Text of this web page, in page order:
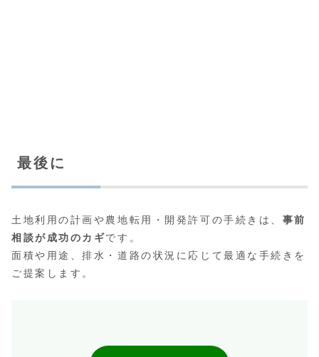
最後に
土地利用の計画や農地転用・開発許可の手続きは、 事前
相談が成功のカギです。
面積や用途、排水・道路の状況に応じて最適な手続きを
ご提案します。